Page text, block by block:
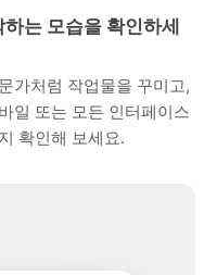
는 모습을 확인하세
가처럼 작업물을 꾸미고,
일 또는 모든 인터페이스
확인해 보세요.